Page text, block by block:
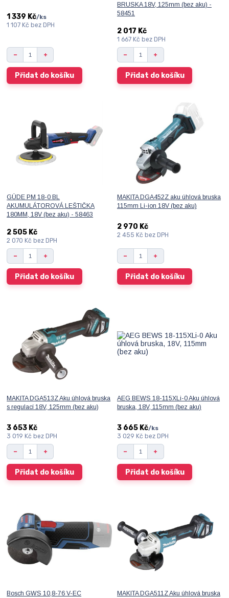
1 339 Kč/ks
1 107 Kč bez DPH
Přidat do košíku
BRUSKA 18V, 125mm (bez aku) -
58451
2 017 Kč
1 667 Kč bez DPH
Přidat do košíku
GÜDE PM 18-0 BL
AKUMULÁTOROVÁ LEŠTIČKA
180MM, 18V (bez aku) - 58463
2 505 Kč
2 070 Kč bez DPH
Přidat do košíku
MAKITA DGA452Z aku úhlová bruska
115mm Li-ion 18V (bez aku)
2 970 Kč
2 455 Kč bez DPH
Přidat do košíku
MAKITA DGA513Z Aku úhlová bruska
s regulací 18V, 125mm (bez aku)
3 653 Kč
3 019 Kč bez DPH
Přidat do košíku
AEG BEWS 18-115XLi-0 Aku úhlová
bruska, 18V, 115mm (bez aku)
3 665 Kč/ks
3 029 Kč bez DPH
Přidat do košíku
Bosch GWS 10,8-76 V-EC
MAKITA DGA511Z Aku úhlová bruska